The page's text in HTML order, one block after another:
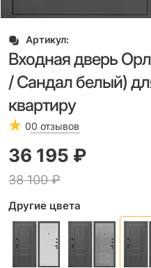
Артикул:
Входная дверь
/ Сандал белый)
квартиру
00 отзывов
38 100 ₽
36 195 ₽
Другие цвета